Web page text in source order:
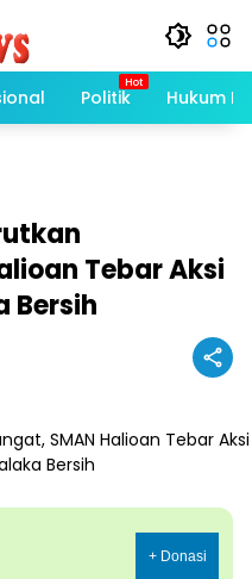
Politik Hukum
Tebar Aksi
Bersih
+ Donasi